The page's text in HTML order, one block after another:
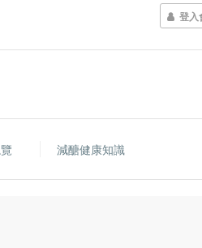
登入
減醣健康知識